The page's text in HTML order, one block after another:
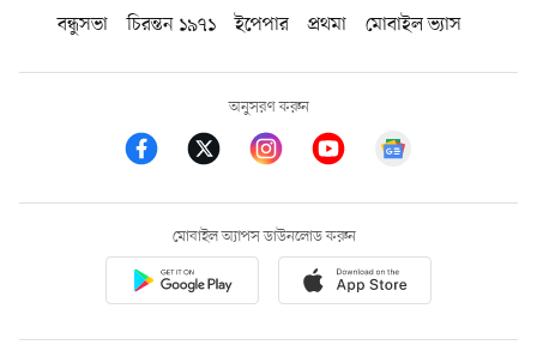
বন্ধুসভা
চিরন্তন ১৯৭১ ইপেপার প্রথমা মোবাইল ভ্যাস
অনুসরণ করুন
মোবাইল অ্যাপস ডাউনলোড করুন